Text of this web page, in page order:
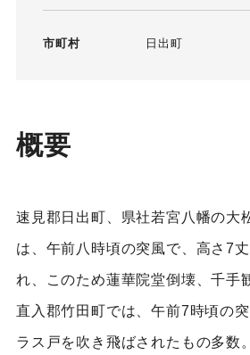
市町村 日出町
概要
速見郡日出町、県社若宮八幡の大
は、午前八時頃の突風で、高さ7
れ、このため蓮華院堂倒壊、千手
直入郡竹田町では、午前7時頃の
ラス戸を吹き飛ばされたもの多数